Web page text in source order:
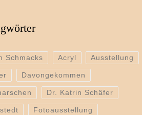
Schmacks Acryl Ausstellung
Davongekommen
Dr. Katrin Schäfer
Fotoausstellung